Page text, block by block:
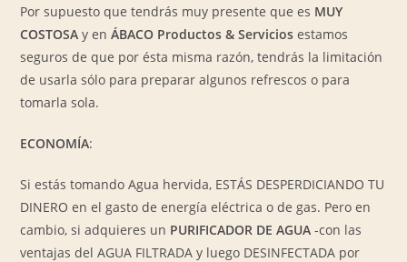
Por supuesto que tendrás muy presente que es MUY
COSTOSA y enÁBACO Productos & Servicios estamos
seguros de que por ésta misma razón, tendrás la limitación
de usarla sólo para preparar algunos refrescos o para
tomarla sola.
ECONOMÍA:
Si estás tomando Agua hervida, ESTÁS DESPERDICIANDO TU
DINERO en el gasto de energía eléctrica o de gas. Pero en
cambio, si adquieres un PURIFICADOR DE AGUA -con las
ventajas del AGUA FILTRADA y luego DESINFECTADA por